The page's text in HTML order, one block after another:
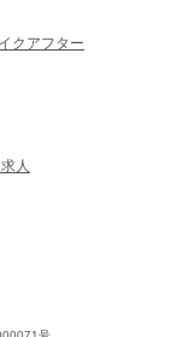
クアフター
人